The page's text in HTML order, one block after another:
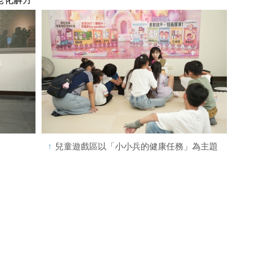
兒童遊戲區以「小小兵的健康任務」為主題